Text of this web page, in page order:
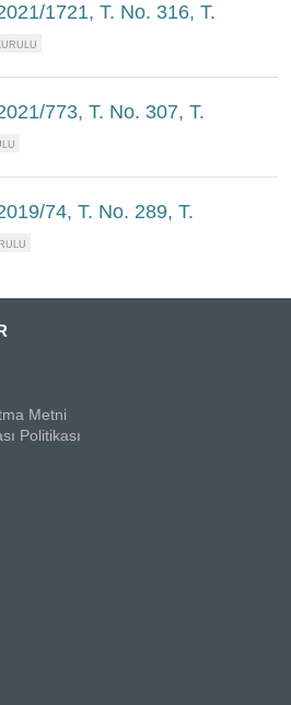
1721, T. No. 316, T.
773, T. No. 307, T.
74, T. No. 289, T.
Metni
Politikası